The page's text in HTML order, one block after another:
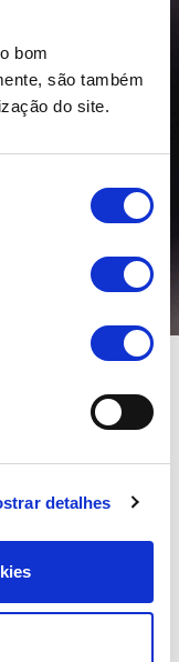
bom
são também
do site.
detalhes
e as
satisfeitos